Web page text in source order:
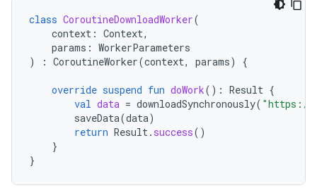
class CoroutineDownloadWorker(
context : Context,
params : WorkerParameters
)
: CoroutineWorker(context, params) {
override suspend fun doWork(): Result {
val data = downloadSynchronously( "https://
saveData(data)
return Result. success()
}
}